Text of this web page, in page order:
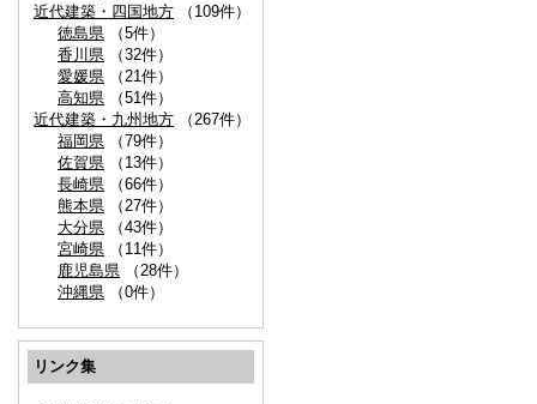
近代建築・四国地方 （109件）
徳島県 （5件）
香川県 （32件）
愛媛県 （21件）
高知県 （51件）
近代建築・九州地方 （267件）
福岡県 （79件）
佐賀県 （13件）
長崎県 （66件）
熊本県 （27件）
大分県 （43件）
宮崎県 （11件）
鹿児島県 （28件）
沖縄県 （0件）
リンク集